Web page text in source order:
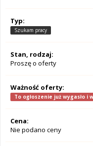
Typ:
Szukam pracy
Stan, rodzaj:
Proszę o oferty
Ważność oferty:
To ogłoszenie już wygasło
Cena:
Nie podano ceny